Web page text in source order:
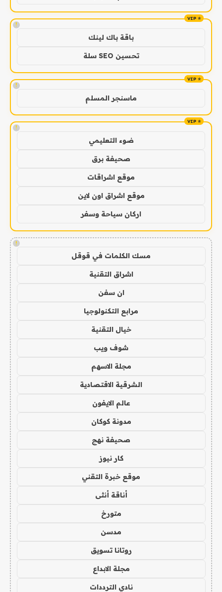
!
باقة باك لينك
تحسين SEO سلة
!
ماسنجر المسلم
!
ضوء التعليمي
صحيفة برق
موقع اشراقات
موقع اشراق اون لاين
اركان سياحة وسفر
!
مسك الكلمات في قوقل
اشراق التقنية
ان سفن
مرابع التكنولوجيا
خيال التقنية
شوف ويب
مجلة الاسهم
الشرقية الاقتصادية
عالم الايفون
مدونة كوكان
صحيفة نهج
كار نيوز
موقع خبرة التقني
أناقة أنثى
متورخ
مدسن
روتانا تسويق
مجلة الابداع
نادي الترددات